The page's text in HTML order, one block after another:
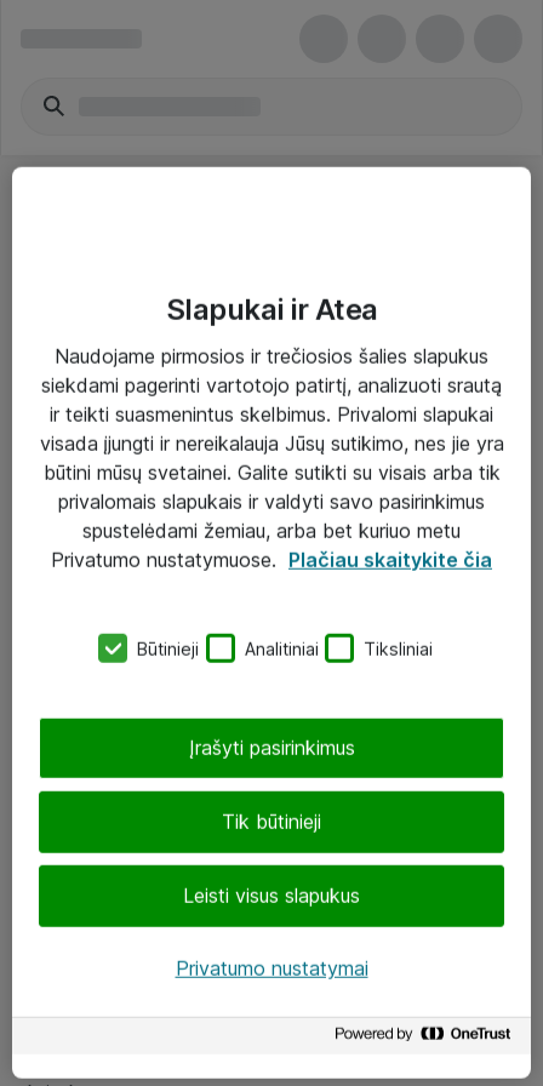
Paslaugos
Sprendimai
Įgyvendinti projektai
Atea ekspertų patarimai verslui
eShop@atea.lt
LinkedIn
Slapukai ir Atea
Naudojame pirmosios ir trečiosios šalies slapukus
siekdami pagerinti vartotojo patirtį, analizuoti srautą
ir teikti suasmenintus skelbimus. Privalomi slapukai
visada įjungti ir nereikalauja Jūsų sutikimo, nes jie yra
būtini mūsų svetainei. Galite sutikti su visais arba tik
privalomais slapukais ir valdyti savo pasirinkimus
spustelėdami žemiau, arba bet kuriuo metu
Privatumo nustatymuose. Plačiau skaitykite čia
Būtinieji Analitiniai Tiksliniai
Tik būtinieji
Leisti visus slapukus
Įrašyti pasirinkimus
Privatumo nustatymai